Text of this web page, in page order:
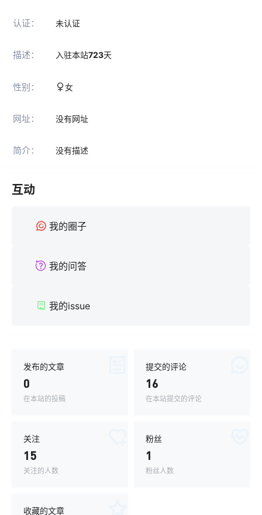
认证： 未认证
描述： 入驻本站723天
性别： 女
网址： 没有网址
简介： 没有描述
互动
我的圈子
我的问答
我的issue
发布的文章
0
在本站的投稿
提交的评论
16
在本站提交的评论
关注
15
关注的人数
粉丝
1
粉丝人数
收藏的文章